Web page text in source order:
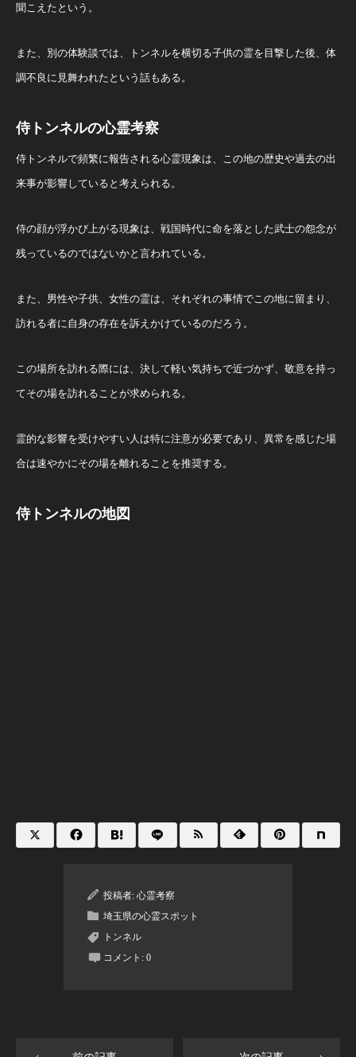
聞こえたという。
また、別の体験談では、トンネルを横切る子供の霊を目撃した後、体
調不良に見舞われたという話もある。
侍トンネルの心霊考察
侍トンネルで頻繁に報告される心霊現象は、この地の歴史や過去の出
来事が影響していると考えられる。
侍の顔が浮かび上がる現象は、戦国時代に命を落とした武士の怨念が
残っているのではないかと言われている。
また、男性や子供、女性の霊は、それぞれの事情でこの地に留まり、
訪れる者に自身の存在を訴えかけているのだろう。
この場所を訪れる際には、決して軽い気持ちで近づかず、敬意を持っ
てその場を訪れることが求められる。
霊的な影響を受けやすい人は特に注意が必要であり、異常を感じた場
合は速やかにその場を離れることを推奨する。
侍トンネルの地図
投稿者: 心霊考察
埼玉県の心霊スポット
トンネル
コメント: 0